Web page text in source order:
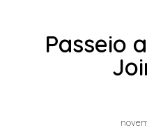
Passeio